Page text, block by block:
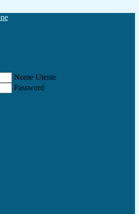
Nome Utente
Password